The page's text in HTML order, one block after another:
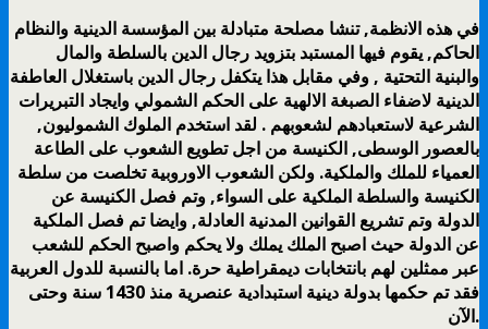
الحاكم, يقوم فيها المستبد بتزويد رجال الدين بالسلطة والمال
والبنية التحتية , وفي مقابل هذا يتكفل رجال الدين باستغلال العاطفة
الدينية لاضفاء الصبغة الالهية على الحكم الشمولي وايجاد التبريرات
الشرعية لاستعبادهم لشعوبهم . لقد استخدم الملوك الشموليون,
بالعصور الوسطى, الكنيسة من اجل تطويع الشعوب على الطاعة
العمياء للملك والملكية. ولكن الشعوب الاوروبية تخلصت من سلطة
الكنيسة والسلطة الملكية على السواء, وتم فصل الكنيسة عن
الدولة وتم تشريع القوانين المدنية العادلة, وايضا تم فصل الملكية
عن الدولة حيث اصبح الملك يملك ولا يحكم واصبح الحكم للشعب
عبر ممثلين لهم بانتخابات ديمقراطية حرة. اما بالنسبة للدول العربية
فقد تم حكمها بدولة دينية استبدادية عنصرية منذ 1430 سنة وحتى
الآن.